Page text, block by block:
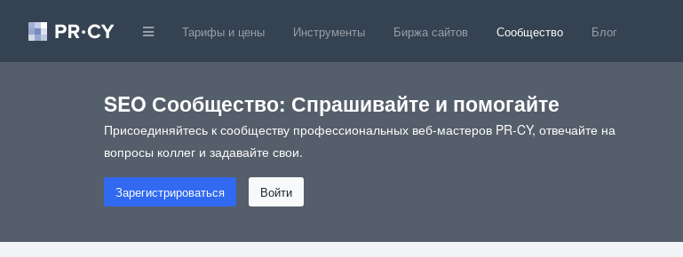
Тарифы и цены Инструменты Биржа сайтов Сообщество Блог
SEO Сообщество: Спрашивайте и помогайте
Присоединяйтесь к сообществу профессиональных веб-мастеров PR-CY, отвечайте на
вопросы коллег и задавайте свои.
Зарегистрироваться Войти